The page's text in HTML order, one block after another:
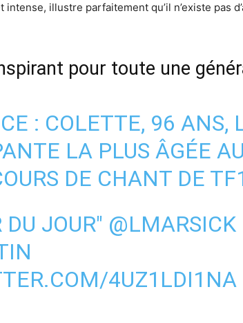
illustre parfaitement qu’il n’existe pas
pour toute une
: COLETTE, 96 ANS,
LA PLUS ÂGÉE
DE CHANT DE
JOUR" @LMARSICK
4UZ1LDI1NA